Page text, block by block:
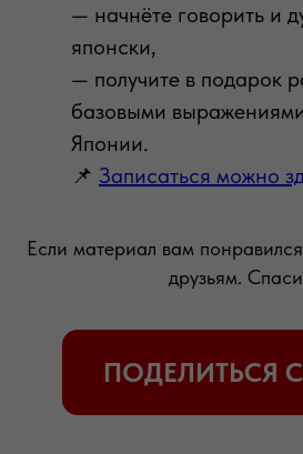
— начнёте говорить и
японски,
— получите в подарок
базовыми
Японии.
📌 Записаться можно
Если материал вам
друзьям.